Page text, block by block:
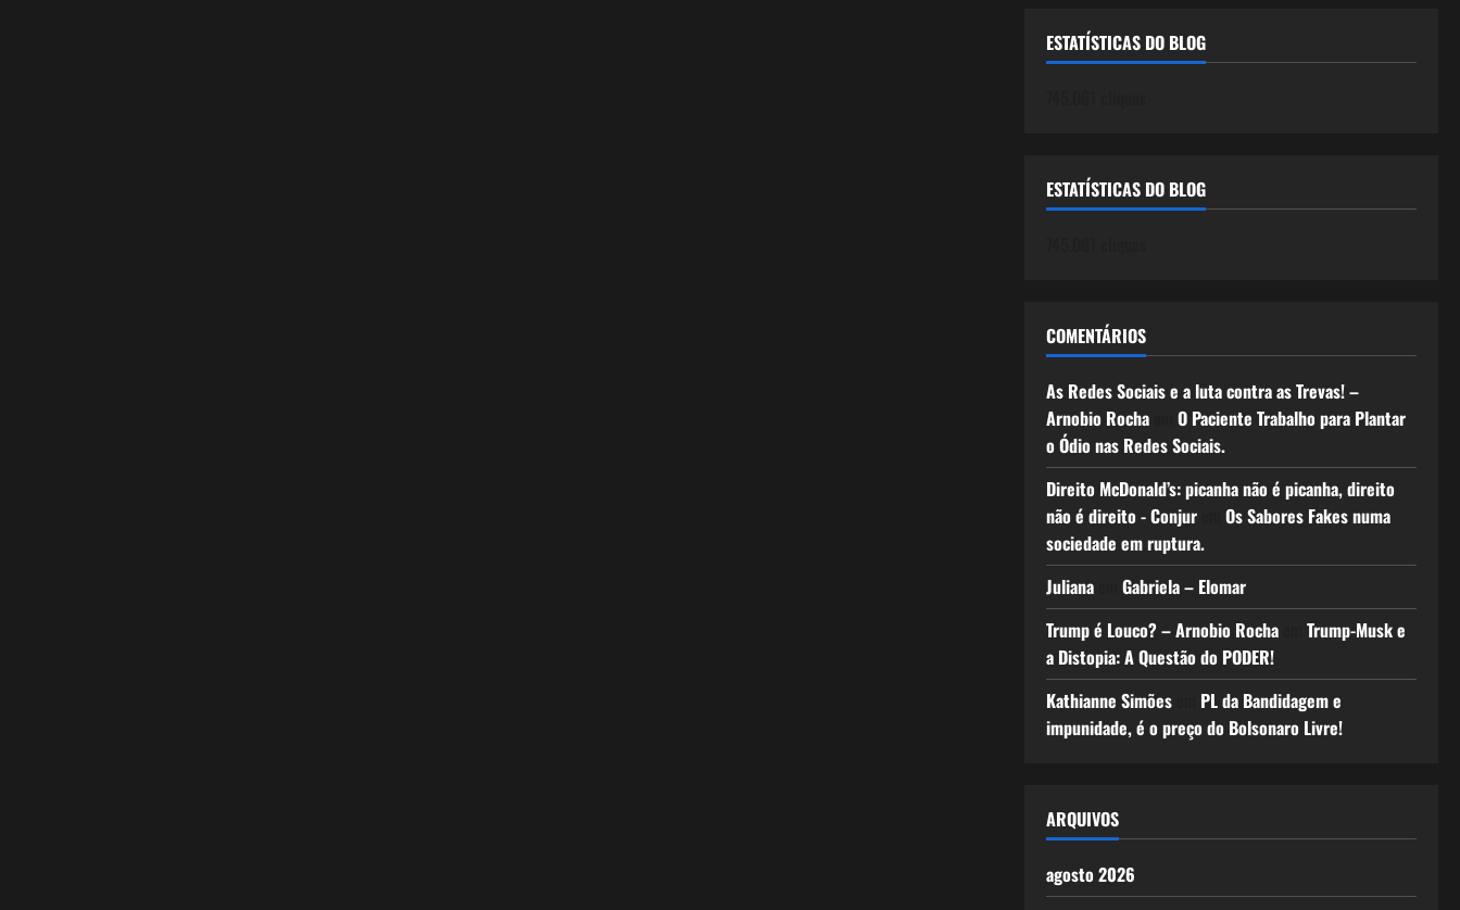
ESTATÍSTICAS DO BLOG
ESTATÍSTICAS DO BLOG
COMENTÁRIOS
As Redes Sociais e a luta contra as Trevas! –
Arnobio Rochaem O Paciente Trabalho para Plantar
o Ódio nas Redes Sociais.
Direito McDonald’s: picanha não é picanha, direito
não é direito - Conjurem Os Sabores Fakes numa
sociedade em ruptura.
Julianaem Gabriela – Elomar
Trump é Louco? – Arnobio Rochaem Trump-Musk e
a Distopia: A Questão do PODER!
Kathianne Simõesem PL da Bandidagem e
impunidade, é o preço do Bolsonaro Livre!
ARQUIVOS
agosto 2026